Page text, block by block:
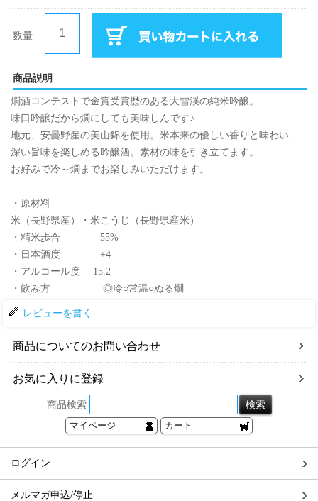
数量
商品説明
燗酒コンテストで金賞受賞歴のある大雪渓の純米吟醸。
味口吟醸だから燗にしても美味しんです♪
地元、安曇野産の美山錦を使用。米本来の優しい香りと味わい
深い旨味を楽しめる吟醸酒。素材の味を引き立てます。
お好みで冷～燗までお楽しみいただけます。
・原材料
米（長野県産）・米こうじ（長野県産米）
・精米歩合 55%
・日本酒度 +4
・アルコール度 15.2
・飲み方 ◎冷○常温○ぬる燗
レビューを書く
商品についてのお問い合わせ
お気に入りに登録
商品検索
マイページ カート
ログイン
メルマガ申込/停止